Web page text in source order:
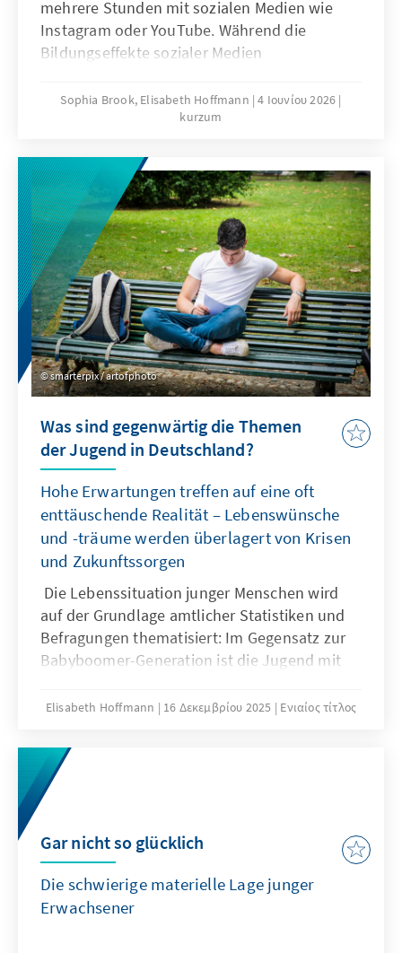
mehrere Stunden mit sozialen Medien wie
Instagram oder YouTube. Während die
Bildungseffekte sozialer Medien
für Suchtgefahr und weitere problematische
Folgen intensiven Konsums sozialer Medien.
eine Antwort auf diese Herausforderung?
Sophia Brook, Elisabeth Hoffmann 4 Ιουνίου 2026
kurzum
smarterpix / artofphoto
Was sind gegenwärtig die Themen
der Jugend in Deutschland?
Hohe Erwartungen treffen auf eine oft
enttäuschende Realität – Lebenswünsche
und -träume werden überlagert von Krisen
und Zukunftssorgen
Die Lebenssituation junger Menschen wird
auf der Grundlage amtlicher Statistiken und
Befragungen thematisiert: Im Gegensatz zur
Babyboomer-Generation ist die Jugend mit
konfrontiert. Sie reichen vom brüchig
bis hin zu steigender Jugenddelinquenz,
deren Opfer in der Regel ebenfalls
Jugendliche sind.
Elisabeth Hoffmann 16 Δεκεμβρίου 2025 Ενιαίος τίτλος
Gar nicht so glücklich
Die schwierige materielle Lage junger
Erwachsener